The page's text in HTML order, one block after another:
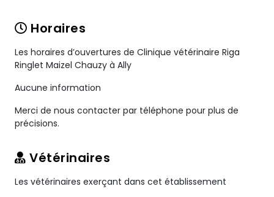
Horaires
Les horaires d’ouvertures de Clinique vétérinaire Riga
Ringlet Maizel Chauzy à Ally
Aucune information
Merci de nous contacter par téléphone pour plus de
précisions.
Vétérinaires
Les vétérinaires exerçant dans cet établissement